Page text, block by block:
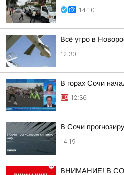
14:10
Всё утро в
12:30
В горах Сочи
12:36
В Сочи
14:19
ВНИМАНИЕ! В